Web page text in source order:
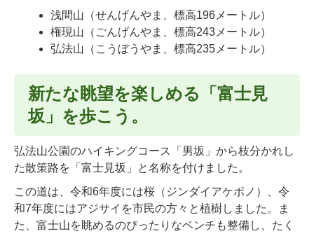
浅間山（せんげんやま、標高196メートル）
権現山（ごんげんやま、標高243メートル）
弘法山（こうぼうやま、標高235メートル）
新たな眺望を楽しめる「富士見
坂」を歩こう。
弘法山公園のハイキングコース「男坂」から枝分かれし
た散策路を「富士見坂」と名称を付けました。
この道は、令和6年度には桜（ジンダイアケボノ）、令
和7年度にはアジサイを市民の方々と植樹しました。ま
た、富士山を眺めるのぴったりなベンチも整備し、たく